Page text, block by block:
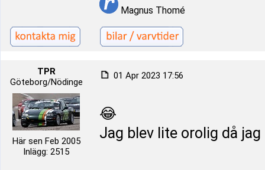
Magnus Thomé
TPR
Göteborg/Nödinge
Här sen Feb 2005
Inlägg: 2515
01 Apr 2023 17:56
😂
Jag blev lite orolig då